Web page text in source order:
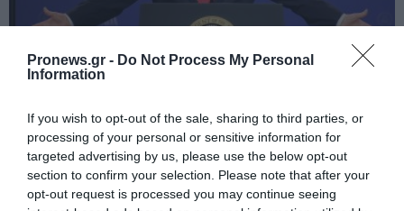
Pronews.gr - Do Not Process My Personal
Information
If you wish to opt-out of the sale, sharing to third parties, or
processing of your personal or sensitive information for
targeted advertising by us, please use the below opt-out
section to confirm your selection. Please note that after your
opt-out request is processed you may continue seeing
PRONEWS.GR / ΔΙΕΘΝΗΣ ΠΟΛΙΤΙΚΗ
Ν.Τραμπ: Διέκοψε ομιλία του για να
απομακρύνει παιδί από την άκρη της
σκηνής – «Δεν ήθελα να πέσει»